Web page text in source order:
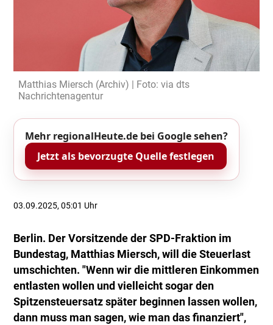
Matthias Miersch (Archiv) | Foto: via dts
Nachrichtenagentur
Mehr regionalHeute.de bei Google sehen?
Jetzt als bevorzugte Quelle festlegen
03.09.2025, 05:01 Uhr
Berlin. Der Vorsitzende der SPD-Fraktion im
Bundestag, Matthias Miersch, will die Steuerlast
umschichten. "Wenn wir die mittleren Einkommen
entlasten wollen und vielleicht sogar den
Spitzensteuersatz später beginnen lassen wollen,
dann muss man sagen, wie man das finanziert",